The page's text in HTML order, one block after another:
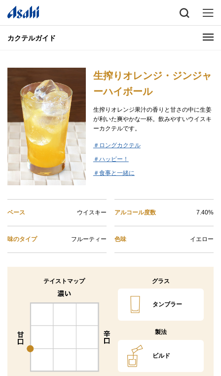
カクテルガイド
生搾りオレンジ・ジンジャ
ーハイボール
生搾りオレンジ果汁の香りと甘さの中に生姜
が利いた爽やかな一杯。飲みやすいウイスキ
ーカクテルです。
＃ロングカクテル
＃ハッピー！
＃食事と一緒に
ベース ウイスキー
味のタイプ フルーティー
アルコール度数 7.40%
色味 イエロー
テイストマップ グラス
タンブラー
製法
ビルド